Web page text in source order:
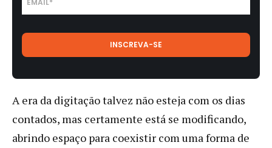
A era da digitação talvez não esteja com os dias
contados, mas certamente está se modificando,
abrindo espaço para coexistir com uma forma de